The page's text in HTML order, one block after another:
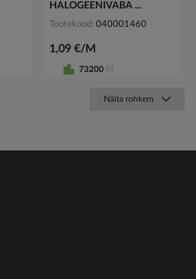
HALOGEENIVABA ...
Tootekood 040001460
1,09 €/M
73200 M
Näita rohkem